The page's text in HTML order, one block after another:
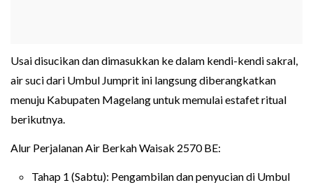
Usai disucikan dan dimasukkan ke dalam kendi-kendi sakral,
air suci dari Umbul Jumprit ini langsung diberangkatkan
menuju Kabupaten Magelang untuk memulai estafet ritual
berikutnya.
Alur Perjalanan Air Berkah Waisak 2570 BE:
Tahap 1 (Sabtu): Pengambilan dan penyucian di Umbul